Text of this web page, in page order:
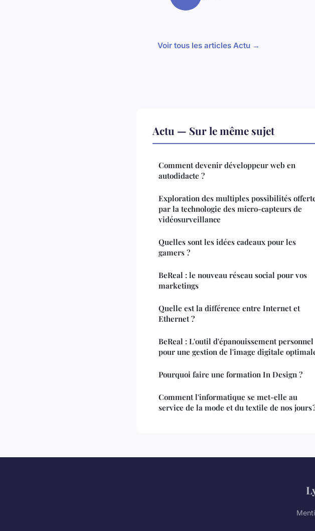
Voir tous les articles Actu →
Actu — Sur le même sujet
Comment devenir développeur web en
autodidacte ?
Exploration des multiples possibilités
par la technologie des micro-capteurs de
vidéosurveillance
Quelles sont les idées cadeaux pour les
gamers ?
BeReal : le nouveau réseau social pour vos
marketings
Quelle est la différence entre Internet et
Ethernet ?
BeReal : L'outil d'épanouissement personnel
pour une gestion de l'image digitale
Pourquoi faire une formation In Design ?
Comment l'informatique se met-elle au
service de la mode et du textile de nos jours